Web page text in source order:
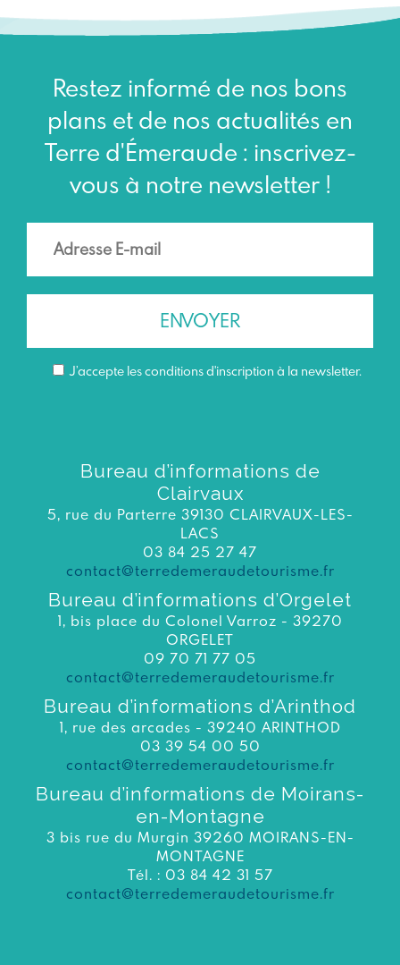
Restez informé de nos bons
plans et de nos actualités en
Terre d'Émeraude : inscrivez-
vous à notre newsletter !
J’accepte les conditions d'inscription à la newsletter.
Bureau d’informations de
Clairvaux
5, rue du Parterre 39130 CLAIRVAUX-LES-
LACS
03 84 25 27 47
contact@terredemeraudetourisme.fr
Bureau d’informations d’Orgelet
1, bis place du Colonel Varroz - 39270
ORGELET
09 70 71 77 05
contact@terredemeraudetourisme.fr
Bureau d’informations d’Arinthod
1, rue des arcades - 39240 ARINTHOD
03 39 54 00 50
contact@terredemeraudetourisme.fr
Bureau d’informations de Moirans-
en-Montagne
3 bis rue du Murgin 39260 MOIRANS-EN-
MONTAGNE
Tél. : 03 84 42 31 57
contact@terredemeraudetourisme.fr